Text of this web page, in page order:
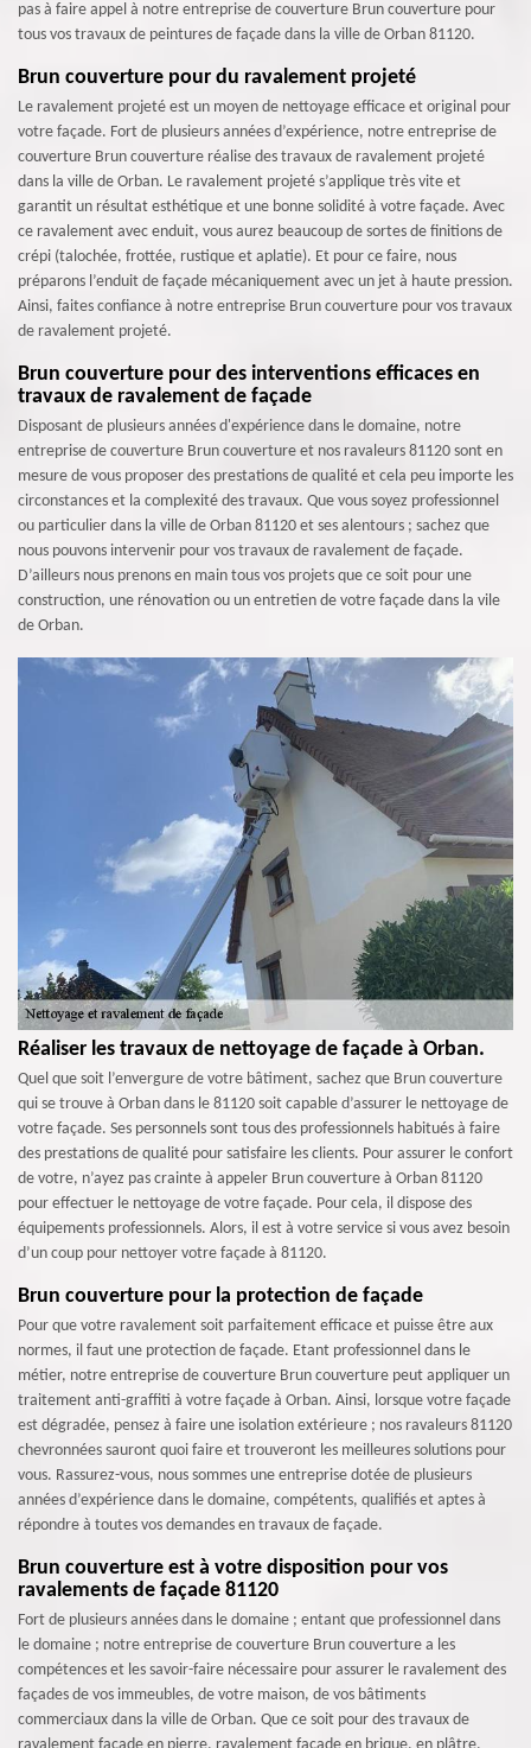
pas à faire appel à notre entreprise de couverture Brun couverture pour
tous vos travaux de peintures de façade dans la ville de Orban 81120.
Brun couverture pour du ravalement projeté
Le ravalement projeté est un moyen de nettoyage efficace et original pour
votre façade. Fort de plusieurs années d’expérience, notre entreprise de
couverture Brun couverture réalise des travaux de ravalement projeté
dans la ville de Orban. Le ravalement projeté s’applique très vite et
garantit un résultat esthétique et une bonne solidité à votre façade. Avec
ce ravalement avec enduit, vous aurez beaucoup de sortes de finitions de
crépi (talochée, frottée, rustique et aplatie). Et pour ce faire, nous
préparons l’enduit de façade mécaniquement avec un jet à haute pression.
Ainsi, faites confiance à notre entreprise Brun couverture pour vos travaux
de ravalement projeté.
Brun couverture pour des interventions efficaces en
travaux de ravalement de façade
Disposant de plusieurs années d'expérience dans le domaine, notre
entreprise de couverture Brun couverture et nos ravaleurs 81120 sont en
mesure de vous proposer des prestations de qualité et cela peu importe les
circonstances et la complexité des travaux. Que vous soyez professionnel
ou particulier dans la ville de Orban 81120 et ses alentours ; sachez que
nous pouvons intervenir pour vos travaux de ravalement de façade.
D’ailleurs nous prenons en main tous vos projets que ce soit pour une
construction, une rénovation ou un entretien de votre façade dans la vile
de Orban.
Réaliser les travaux de nettoyage de façade à Orban.
Quel que soit l’envergure de votre bâtiment, sachez que Brun couverture
qui se trouve à Orban dans le 81120 soit capable d’assurer le nettoyage de
votre façade. Ses personnels sont tous des professionnels habitués à faire
des prestations de qualité pour satisfaire les clients. Pour assurer le confort
de votre, n’ayez pas crainte à appeler Brun couverture à Orban 81120
pour effectuer le nettoyage de votre façade. Pour cela, il dispose des
équipements professionnels. Alors, il est à votre service si vous avez besoin
d’un coup pour nettoyer votre façade à 81120.
Brun couverture pour la protection de façade
Pour que votre ravalement soit parfaitement efficace et puisse être aux
normes, il faut une protection de façade. Etant professionnel dans le
métier, notre entreprise de couverture Brun couverture peut appliquer un
traitement anti-graffiti à votre façade à Orban. Ainsi, lorsque votre façade
est dégradée, pensez à faire une isolation extérieure ; nos ravaleurs 81120
chevronnées sauront quoi faire et trouveront les meilleures solutions pour
vous. Rassurez-vous, nous sommes une entreprise dotée de plusieurs
années d’expérience dans le domaine, compétents, qualifiés et aptes à
répondre à toutes vos demandes en travaux de façade.
Brun couverture est à votre disposition pour vos
ravalements de façade 81120
Fort de plusieurs années dans le domaine ; entant que professionnel dans
le domaine ; notre entreprise de couverture Brun couverture a les
compétences et les savoir-faire nécessaire pour assurer le ravalement des
façades de vos immeubles, de votre maison, de vos bâtiments
commerciaux dans la ville de Orban. Que ce soit pour des travaux de
ravalement façade en pierre, ravalement façade en brique, en plâtre,